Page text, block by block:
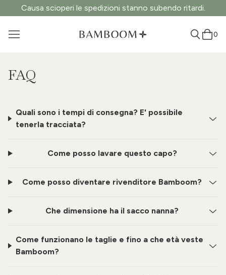
Causa scioperi le spedizioni stanno subendo ritardi.
0
FAQ
Quali sono i tempi di consegna? E' possibile
tenerla tracciata?
Come posso lavare questo capo?
Come posso diventare rivenditore Bamboom?
Che dimensione ha il sacco nanna?
Come funzionano le taglie e fino a che età veste
Bamboom?